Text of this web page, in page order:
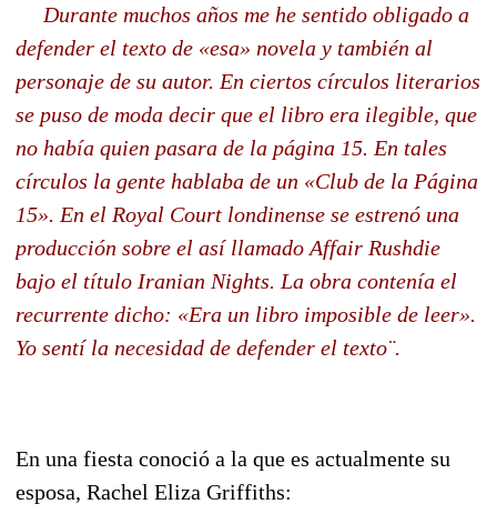
Durante muchos años me he sentido obligado a
defender el texto de «esa» novela y también al
personaje de su autor. En ciertos círculos literarios
se puso de moda decir que el libro era ilegible, que
no había quien pasara de la página 15. En tales
círculos la gente hablaba de un «Club de la Página
15». En el Royal Court londinense se estrenó una
producción sobre el así llamado Affair Rushdie
bajo el título Iranian Nights. La obra contenía el
recurrente dicho: «Era un libro imposible de leer».
Yo sentí la necesidad de defender el texto¨.
En una fiesta conoció a la que es actualmente su
esposa, Rachel Eliza Griffiths: